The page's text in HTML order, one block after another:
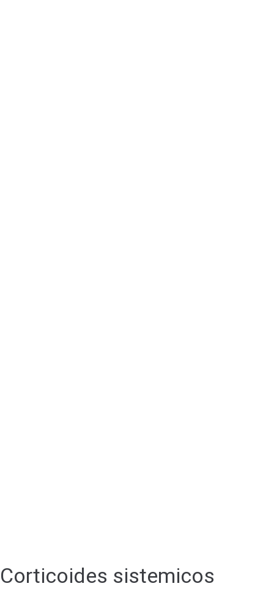
Corticoides sistemicos